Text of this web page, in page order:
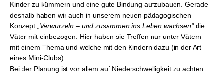
Kinder zu kümmern und eine gute Bindung aufzubauen. Gerade
deshalb haben wir auch in unserem neuen pädagogischen
Konzept
„Verwurzeln – und zusammen ins Leben wachsen“ die
Väter mit einbezogen. Hier haben sie Treffen nur unter Vätern
mit einem Thema und welche mit den Kindern dazu (in der Art
eines Mini-Clubs).
Bei der Planung ist vor allem auf Niederschwelligkeit zu achten.